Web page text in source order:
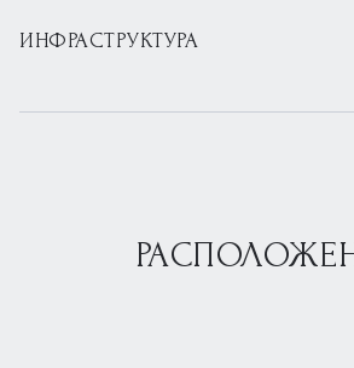
ИНФРАСТРУКТУРА